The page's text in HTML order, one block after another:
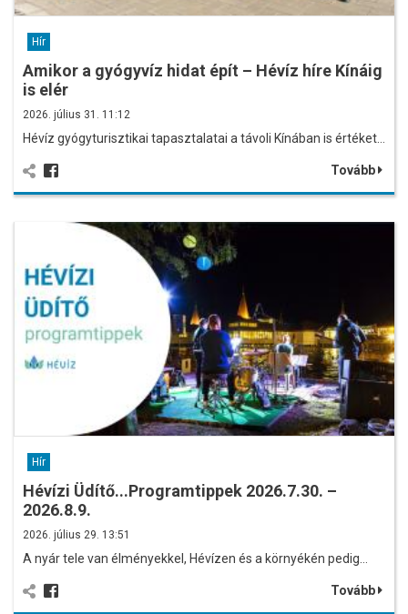
Hír
Amikor a gyógyvíz hidat épít – Hévíz híre Kínáig
is elér
2026. július 31. 11:12
Hévíz gyógyturisztikai tapasztalatai a távoli Kínában is értéket…
Tovább
Hír
Hévízi Üdítő...Programtippek 2026.7.30. –
2026.8.9.
2026. július 29. 13:51
A nyár tele van élményekkel, Hévízen és a környékén pedig…
Tovább